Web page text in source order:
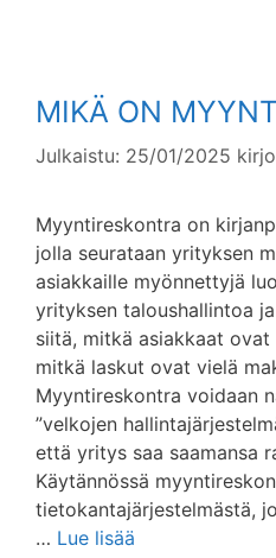
MIKÄ ON
Julkaistu: 25/01/2025
Myyntireskontra on
jolla seurataan yrityksen
asiakkaille myönnettyjä
yrityksen taloushallintoa
siitä, mitkä asiakkaat ovat
mitkä laskut ovat vielä
Myyntireskontra voidaan
”velkojen
että yritys saa saamansa
Käytännössä
tietokantajärjestelmästä,
… Lue lisää